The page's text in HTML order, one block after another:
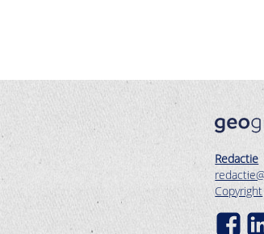
Redactie
Copyright